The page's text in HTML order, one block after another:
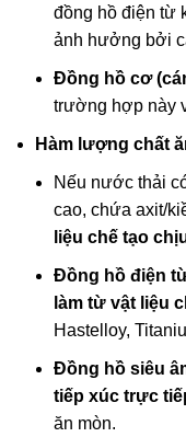
đồng hồ điện từ
ảnh hưởng bởi
Đồng hồ cơ
trường hợp này
Hàm lượng chất
Nếu nước thải
cao, chứa axit/
liệu chế tạo
Đồng hồ điện
làm từ vật liệu
Hastelloy,
Đồng hồ siêu
tiếp xúc trực
ăn mòn.